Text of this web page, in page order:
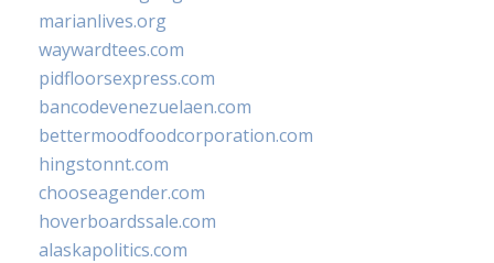
marianlives.org
waywardtees.com
pidfloorsexpress.com
bancodevenezuelaen.com
bettermoodfoodcorporation.com
hingstonnt.com
chooseagender.com
hoverboardssale.com
alaskapolitics.com